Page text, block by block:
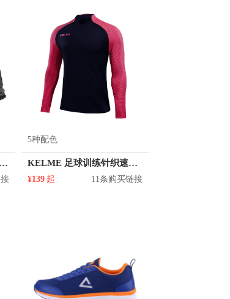
Ridgerider Trail 3.0 训练鞋
5种配色
KELME 足球训练针织速干拇指扣防风套头半拉链长袖夹克 男女同款 3871301
¥139 起 11条购买链接